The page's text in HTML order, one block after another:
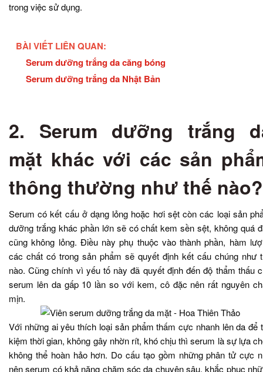
trong việc sử dụng.
BÀI VIẾT LIÊN QUAN:
Serum dưỡng trắng da căng bóng
Serum dưỡng trắng da Nhật Bản
2. Serum dưỡng trắng
mặt khác với các sản
thông thường như thế nào?
Serum có kết cấu ở dạng lỏng hoặc hơi sệt còn các loại sản
dưỡng trắng khác phần lớn sẽ có chất kem sền sệt, không quá
cũng không lỏng. Điều này phụ thuộc vào thành phần, hàm
các chất có trong sản phẩm sẽ quyết định kết cấu chúng như
nào. Cũng chính vì yếu tố này đã quyết định đến độ thẩm thấu
serum lên da gấp 10 lần so với kem, cô đặc nên rất nguyên
mịn.
Với những ai yêu thích loại sản phẩm thấm cực nhanh lên da để
kiệm thời gian, không gây nhờn rít, khó chịu thì serum là sự lựa
không thể hoàn hảo hơn. Do cấu tạo gồm những phân tử cực
nên serum có khả năng chăm sóc da chuyên sâu, khắc phục